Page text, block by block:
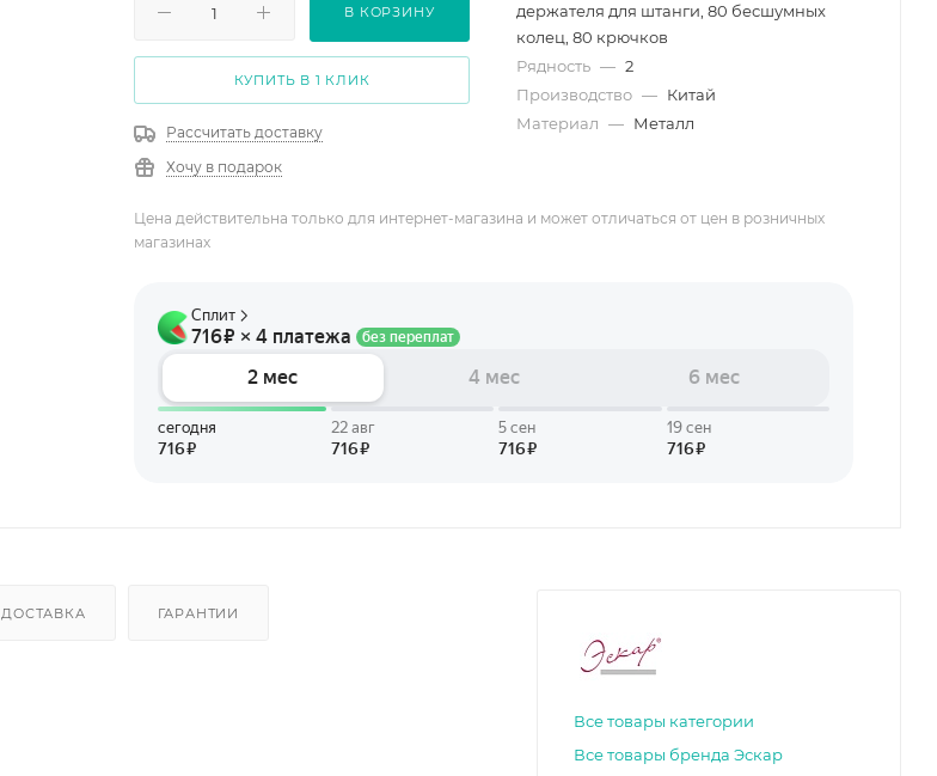
В КОРЗИНУ
КУПИТЬ В 1 КЛИК
Рассчитать доставку
Хочу в подарок
держателя для штанги, 80 бесшумных
колец, 80 крючков
Рядность — 2
Производство — Китай
Материал — Металл
Цена действительна только для интернет-магазина и может отличаться от цен в розничных
магазинах
ДОСТАВКА ГАРАНТИИ
Все товары категории
Все товары бренда Эскар